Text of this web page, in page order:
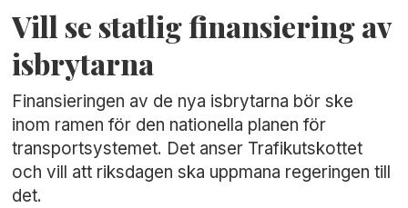
Vill se statlig finansiering av
isbrytarna
Finansieringen av de nya isbrytarna bör ske
inom ramen för den nationella planen för
transportsystemet. Det anser Trafikutskottet
och vill att riksdagen ska uppmana regeringen till
det.